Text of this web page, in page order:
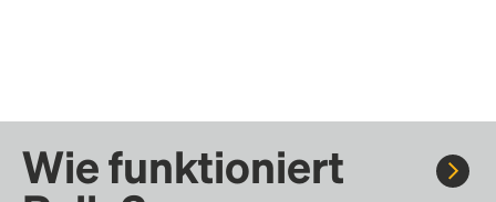
Wie funktioniert